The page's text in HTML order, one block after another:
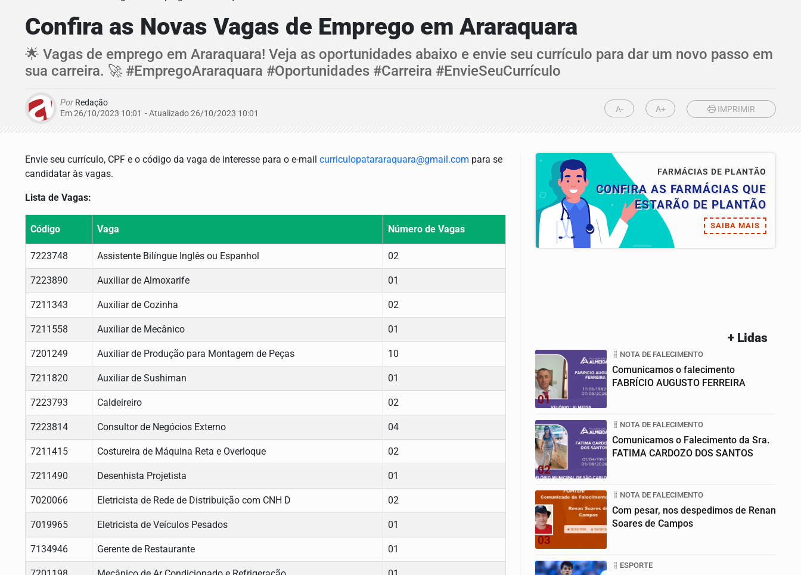
Confira as Novas Vagas de Emprego em Araraquara
🌟 Vagas de emprego em Araraquara! Veja as oportunidades abaixo e envie seu currículo para dar um novo passo em
sua carreira. 🚀 #EmpregoAraraquara #Oportunidades #Carreira #EnvieSeuCurrículo
Por Redação
Em 26/10/2023 10:01 - Atualizado26/10/2023 10:01 A- A+ IMPRIMIR
Envie seu currículo, CPF e o código da vaga de interesse para o e-mail curriculopatararaquara@gmail.com para se
candidatar às vagas.
Lista de Vagas:
Código Vaga Número de Vagas
7223748 Assistente Bilíngue Inglês ou Espanhol 02
7223890 Auxiliar de Almoxarife 01
7211343 Auxiliar de Cozinha 02
7211558 Auxiliar de Mecânico 01
7201249 Auxiliar de Produção para Montagem de Peças 10
7211820 Auxiliar de Sushiman 01
7223793 Caldeireiro 02
7223814 Consultor de Negócios Externo 04
7211415 Costureira de Máquina Reta e Overloque 02
7211490 Desenhista Projetista 01
7020066 Eletricista de Rede de Distribuição com CNH D 02
7019965 Eletricista de Veículos Pesados 01
7134946 Gerente de Restaurante 01
FARMÁCIAS DE PLANTÃO
CONFIRA AS FARMÁCIAS QUE
ESTARÃO DE PLANTÃO
SAIBA MAIS
+ Lidas
01
NOTA DE FALECIMENTO
Comunicamos o falecimento
FABRÍCIO AUGUSTO FERREIRA
02
NOTA DE FALECIMENTO
Comunicamos o Falecimento da Sra.
FATIMA CARDOZO DOS SANTOS
03
NOTA DE FALECIMENTO
Com pesar, nos despedimos de Renan
Soares de Campos
ESPORTE